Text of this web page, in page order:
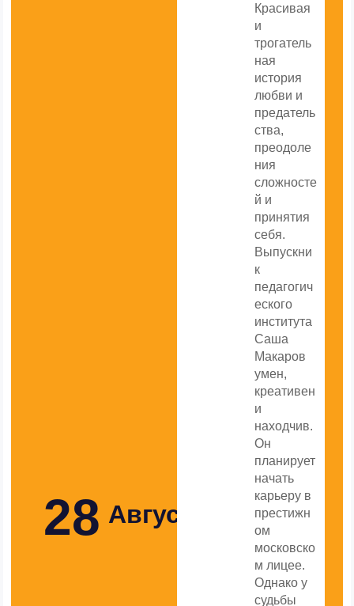
28 Августа
Красивая
и
трогатель
ная
история
любви и
предатель
ства,
преодоле
ния
сложносте
й и
принятия
себя.
Выпускни
к
педагогич
еского
института
Саша
Макаров
умен,
креативен
и
находчив.
Он
планирует
начать
карьеру в
престижн
ом
московско
м лицее.
Однако у
судьбы